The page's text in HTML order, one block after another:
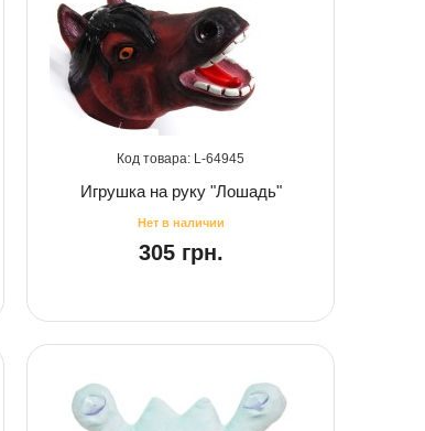
64945
Игрушка на руку "Лошадь"
305 грн.